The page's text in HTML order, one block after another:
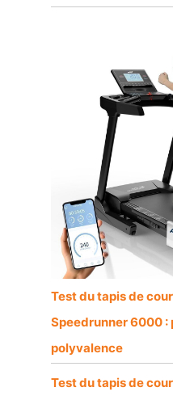
Test du tapis de
Speedrunner 6000
polyvalence
Test du tapis de